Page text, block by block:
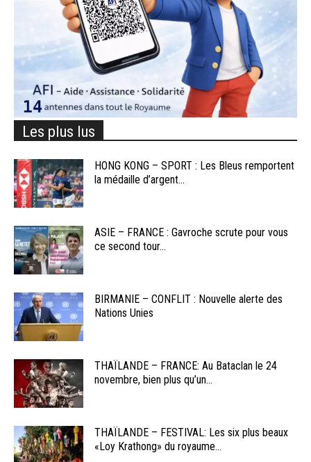
Les plus lus
HONG KONG – SPORT : Les Bleus remportent
la médaille d’argent...
ASIE – FRANCE : Gavroche scrute pour vous
ce second tour...
BIRMANIE – CONFLIT : Nouvelle alerte des
Nations Unies
THAÏLANDE – FRANCE: Au Bataclan le 24
novembre, bien plus qu’un...
THAÏLANDE – FESTIVAL: Les six plus beaux
«Loy Krathong» du royaume...